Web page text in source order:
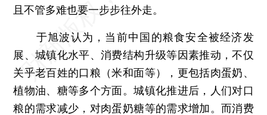
且不管多难也要一步步往外走。
于旭波认为，当前中国的粮食安全被经济发
展、城镇化水平、消费结构升级等因素推动，不仅
关乎老百姓的口粮（米和面等），更包括肉蛋奶、
植物油、糖等多个方面。城镇化推进后，人们对口
粮的需求减少，对肉蛋奶糖等的需求增加。而消费